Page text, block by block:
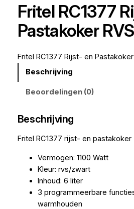
Fritel RC1377
Pastakoker
Fritel RC1377 Rijst- en
Beschrijving
Beoordelingen (0)
Beschrijving
Fritel RC1377 rijst- en pastakoker
Vermogen: 1100 Watt
Kleur: rvs/zwart
Inhoud: 6 liter
3 programmeerbare
warmhouden